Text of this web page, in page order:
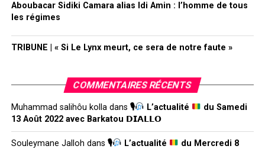
Aboubacar Sidiki Camara alias Idi Amin : l’homme de tous
les régimes
TRIBUNE | « Si Le Lynx meurt, ce sera de notre faute »
COMMENTAIRES RÉCENTS
Muhammad salihôu kolladans 🎙 L’actualité
du Samedi
13 Août 2022 avec Barkatou 𝗗𝗜𝗔𝗟𝗟𝗢
Souleymane Jalloh dans 🎙 L’actualité
du Mercredi 8